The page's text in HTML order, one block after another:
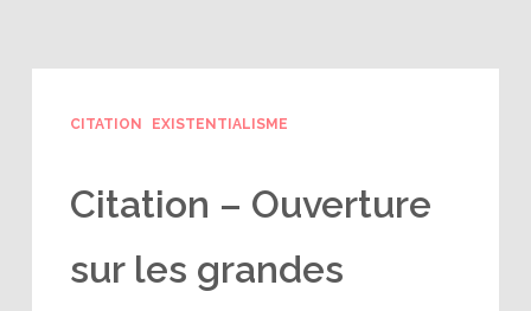
CITATION EXISTENTIALISME
Citation – Ouverture
sur les grandes